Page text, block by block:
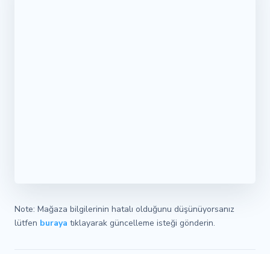
Note: Mağaza bilgilerinin hatalı olduğunu düşünüyorsanız
lütfen buraya tıklayarak güncelleme isteği gönderin.